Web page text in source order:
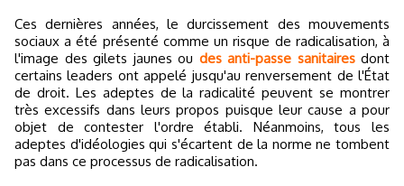
Ces dernières années, le durcissement des mouvements
sociaux a été présenté comme un risque de radicalisation, à
l'image des gilets jaunes ou des anti-passe sanitairesdont
certains leaders ont appelé jusqu'au renversement de l'État
de droit. Les adeptes de la radicalité peuvent se montrer
très excessifs dans leurs propos puisque leur cause a pour
objet de contester l'ordre établi. Néanmoins, tous les
adeptes d'idéologies qui s'écartent de la norme ne tombent
pas dans ce processus de radicalisation.